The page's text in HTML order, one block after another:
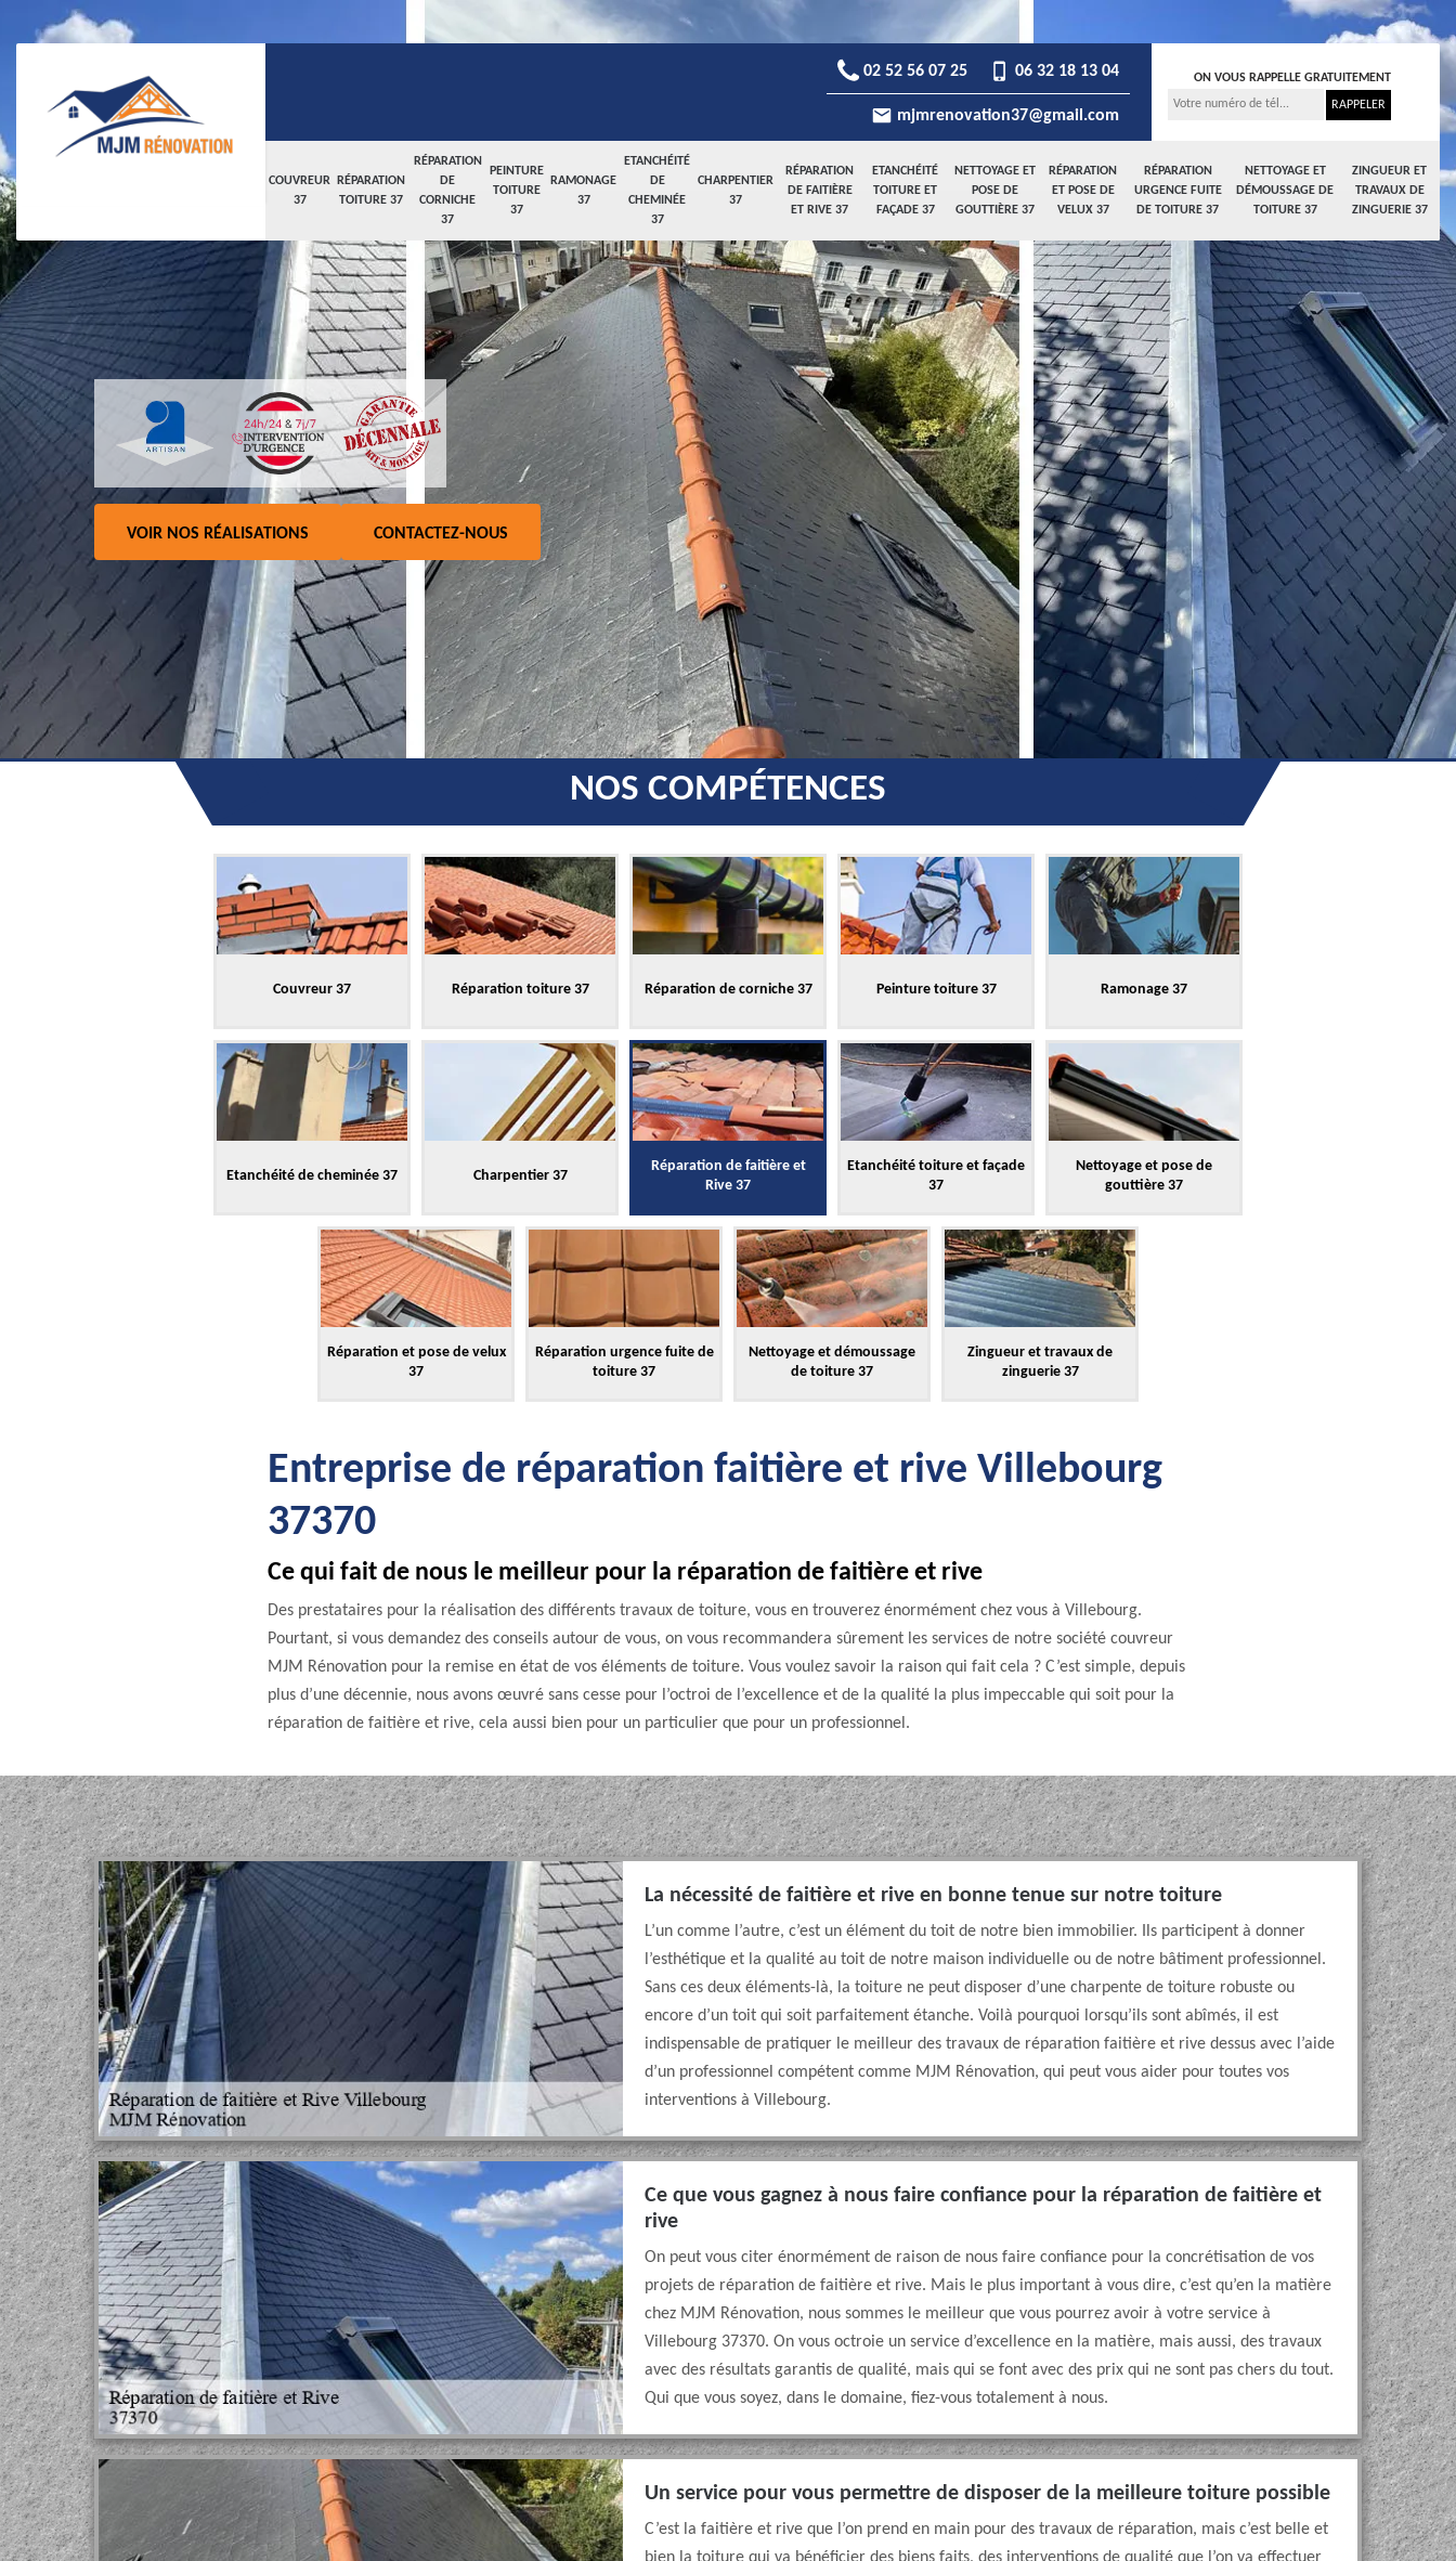
COUVREUR
37
RÉPARATION
TOITURE 37
RÉPARATION
DE
CORNICHE
37
PEINTURE
TOITURE
37
RAMONAGE
37
ETANCHÉITÉ
DE
CHEMINÉE
37
CHARPENTIER
37
RÉPARATION
DE FAITIÈRE
ET RIVE 37
ETANCHÉITÉ
TOITURE ET
FAÇADE 37
NETTOYAGE ET
POSE DE
GOUTTIÈRE 37
RÉPARATION
ET POSE DE
VELUX 37
RÉPARATION
URGENCE FUITE
DE TOITURE 37
NETTOYAGE ET
DÉMOUSSAGE DE
TOITURE 37
ZINGUEUR ET
TRAVAUX DE
ZINGUERIE 37
02 52 56 07 25 06 32 18 13 04
mjmrenovation37@gmail.com
ON VOUS RAPPELLE GRATUITEMENT
VOIR NOS RÉALISATIONS CONTACTEZ-NOUS
NOS COMPÉTENCES
Couvreur 37 Réparation toiture 37 Réparation de corniche 37 Peinture toiture 37 Ramonage 37
Etanchéité de cheminée 37 Charpentier 37
Réparation de faitière et
Rive 37
Etanchéité toiture et façade
37
Nettoyage et pose de
gouttière 37
Réparation et pose de velux
37
Réparation urgence fuite de
toiture 37
Nettoyage et démoussage
de toiture 37
Zingueur et travaux de
zinguerie 37
Entreprise de réparation faitière et rive Villebourg
37370
Ce qui fait de nous le meilleur pour la réparation de faitière et rive
Des prestataires pour la réalisation des différents travaux de toiture, vous en trouverez énormément chez vous à Villebourg.
Pourtant, si vous demandez des conseils autour de vous, on vous recommandera sûrement les services de notre société couvreur
MJM Rénovation pour la remise en état de vos éléments de toiture. Vous voulez savoir la raison qui fait cela ? C’est simple, depuis
plus d’une décennie, nous avons œuvré sans cesse pour l’octroi de l’excellence et de la qualité la plus impeccable qui soit pour la
réparation de faitière et rive, cela aussi bien pour un particulier que pour un professionnel.
La nécessité de faitière et rive en bonne tenue sur notre toiture
L’un comme l’autre, c’est un élément du toit de notre bien immobilier. Ils participent à donner
l’esthétique et la qualité au toit de notre maison individuelle ou de notre bâtiment professionnel.
Sans ces deux éléments-là, la toiture ne peut disposer d’une charpente de toiture robuste ou
encore d’un toit qui soit parfaitement étanche. Voilà pourquoi lorsqu’ils sont abîmés, il est
indispensable de pratiquer le meilleur des travaux de réparation faitière et rive dessus avec l’aide
d’un professionnel compétent comme MJM Rénovation, qui peut vous aider pour toutes vos
interventions à Villebourg.
Ce que vous gagnez à nous faire confiance pour la réparation de faitière et
rive
On peut vous citer énormément de raison de nous faire confiance pour la concrétisation de vos
projets de réparation de faitière et rive. Mais le plus important à vous dire, c’est qu’en la matière
chez MJM Rénovation, nous sommes le meilleur que vous pourrez avoir à votre service à
Villebourg 37370. On vous octroie un service d’excellence en la matière, mais aussi, des travaux
avec des résultats garantis de qualité, mais qui se font avec des prix qui ne sont pas chers du tout.
Qui que vous soyez, dans le domaine, fiez-vous totalement à nous.
Un service pour vous permettre de disposer de la meilleure toiture possible
C’est la faitière et rive que l’on prend en main pour des travaux de réparation, mais c’est belle et